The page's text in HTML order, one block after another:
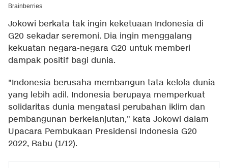
Jokowi berkata tak ingin keketuaan Indonesia di
G20 sekadar seremoni. Dia ingin menggalang
kekuatan negara-negara G20 untuk memberi
dampak positif bagi dunia.
"Indonesia berusaha membangun tata kelola dunia
yang lebih adil. Indonesia berupaya memperkuat
solidaritas dunia mengatasi perubahan iklim dan
pembangunan berkelanjutan," kata Jokowi dalam
Upacara Pembukaan Presidensi Indonesia G20
2022, Rabu (1/12).